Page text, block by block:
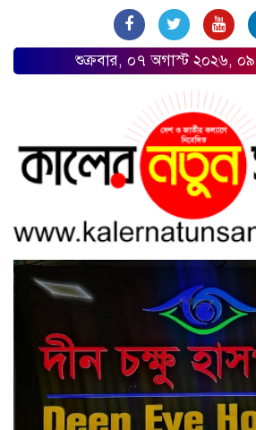
শুক্রবার, ০৭ অগাস্ট ২০২৬,